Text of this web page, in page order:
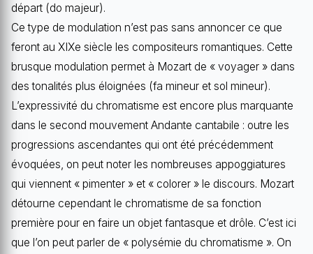
départ (do majeur).
Ce type de modulation n’est pas sans annoncer ce que
feront au XIXe siècle les compositeurs romantiques. Cette
brusque modulation permet à Mozart de « voyager » dans
des tonalités plus éloignées (fa mineur et sol mineur).
L’expressivité du chromatisme est encore plus marquante
dans le second mouvement Andante cantabile : outre les
progressions ascendantes qui ont été précédemment
évoquées, on peut noter les nombreuses appoggiatures
qui viennent « pimenter » et « colorer » le discours. Mozart
détourne cependant le chromatisme de sa fonction
première pour en faire un objet fantasque et drôle. C’est ici
que l’on peut parler de « polysémie du chromatisme ». On